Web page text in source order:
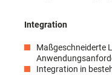
Integration
Maßgeschneiderte
Integration in